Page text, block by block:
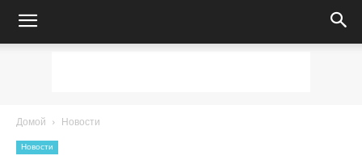
Домой Новости
Новости